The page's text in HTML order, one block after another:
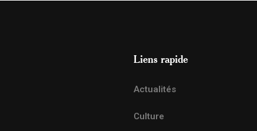
Liens rapide
Actualités
Culture